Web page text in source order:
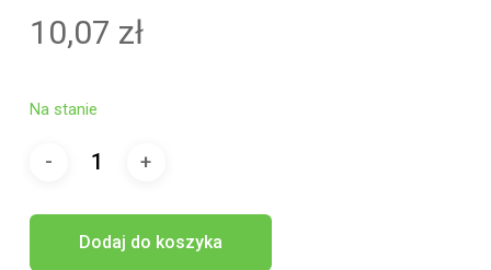
10,07 zł
Na stanie
Dodaj do koszyka